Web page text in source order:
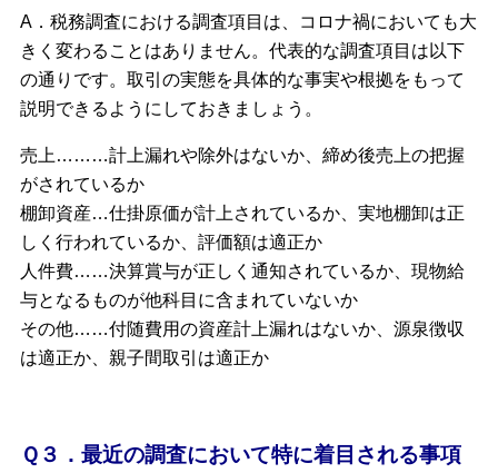
A．税務調査における調査項目は、コロナ禍においても大
きく変わることはありません。代表的な調査項目は以下
の通りです。取引の実態を具体的な事実や根拠をもって
説明できるようにしておきましょう。
売上………計上漏れや除外はないか、締め後売上の把握
がされているか
棚卸資産…仕掛原価が計上されているか、実地棚卸は正
しく行われているか、評価額は適正か
人件費……決算賞与が正しく通知されているか、現物給
与となるものが他科目に含まれていないか
その他……付随費用の資産計上漏れはないか、源泉徴収
は適正か、親子間取引は適正か
Ｑ３．最近の調査において特に着目される事項